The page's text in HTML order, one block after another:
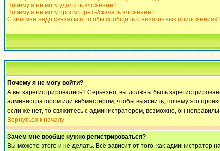
Почему я не могу удалить вложение?
Почему я не могу просмотреть/скачать вложение?
С кем мне надо связаться, чтобы сообщить о незаконных
Почему я не могу войти?
А вы зарегистрировались? Серьёзно, вы должны быть
администратором или вебмастером, чтобы выяснить, почему это
если же нет, то свяжитесь с администратором, возможно, он
Вернуться к началу
Зачем мне вообще нужно регистрироваться?
Вы можете этого и не делать. Всё зависит от того, как